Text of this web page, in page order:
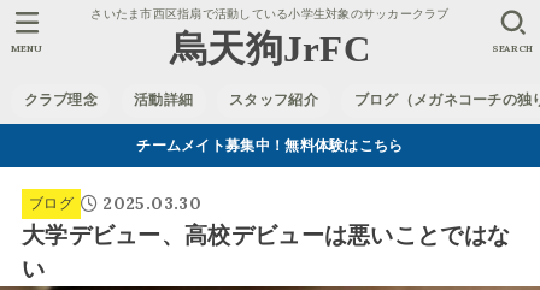
さいたま市西区指扇で活動している小学生対象のサッカークラブ
烏天狗JrFC
クラブ理念 活動詳細 スタッフ紹介 ブログ（メガネコーチの独
SEARCH
MENU
チームメイト募集中！無料体験はこちら
ブログ 2025.03.30
大学デビュー、高校デビューは悪いことではな
い